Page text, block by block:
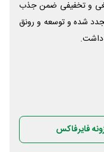
و تخفیفی ضمن جذب
شده و توسعه و رونق
داشت.
فایرفاکس